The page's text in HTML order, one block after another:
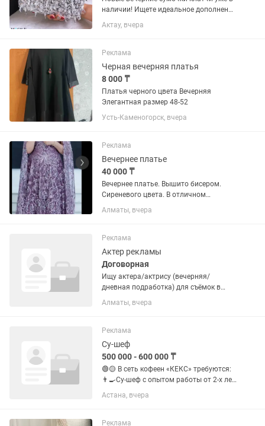
наличии! Ищете идеальное дополнение
к своему образу? Наши стильные
клатчи станут прекрасным выбором
Подойдут для: • свадеб и...
Актау, вчера
Реклама
Черная вечерняя платья
8 000 ₸
Платья черного цвета Вечерняя
Элегантная размер 48-52
Усть-Каменогорск, вчера
Реклама
Вечернее платье
40 000 ₸
Вечернее платье. Вышито бисером.
Сиреневого цвета. В отличном
состоянии. Почти новое.
Алматы, вчера
Реклама
Актер рекламы
Договорная
Ищу актера/актрису (вечерняя/
дневная подработка) для съёмок в
Reels/TikTok (магазин техники).
Занятость: 3 часа в неделю (снимаем
15 000 тг за смену (сразу на...
Алматы, вчера
Реклама
Су-шеф
500 000 - 600 000 ₸
🟢🟡 В сеть кофеен «КЕКС» требуются:
👨🍳Су-шеф с опытом работы от 2-х лет
в кофейнях (Европа) 📆5/2 💰23.000/
смена+бонусы 🕖с 07.30-22.00
питание, вечерняя развозка. ✅...
Астана, вчера
Реклама